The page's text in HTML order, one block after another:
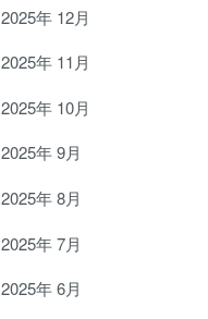
2025年 12月
2025年 11月
2025年 10月
2025年 9月
2025年 8月
2025年 7月
2025年 6月